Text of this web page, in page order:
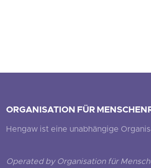
ORGANISATION FÜR
Hengaw ist eine unabhängige
Operated by Organisation für